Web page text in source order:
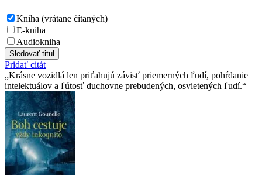
Kniha (vrátane čítaných)
E-kniha
Audiokniha
Sledovať titul
Pridať citát
Krásne vozidlá len priťahujú závisť priemerných ľudí, pohŕdanie
intelektuálov a ľútosť duchovne prebudených, osvietených ľudí.